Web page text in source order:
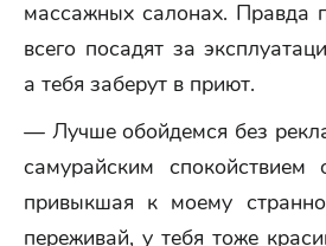
массажных салонах. Правда
всего посадят за
а тебя заберут в приют.
— Лучше обойдемся без
самурайским спокойствием
привыкшая к моему
переживай, у тебя тоже